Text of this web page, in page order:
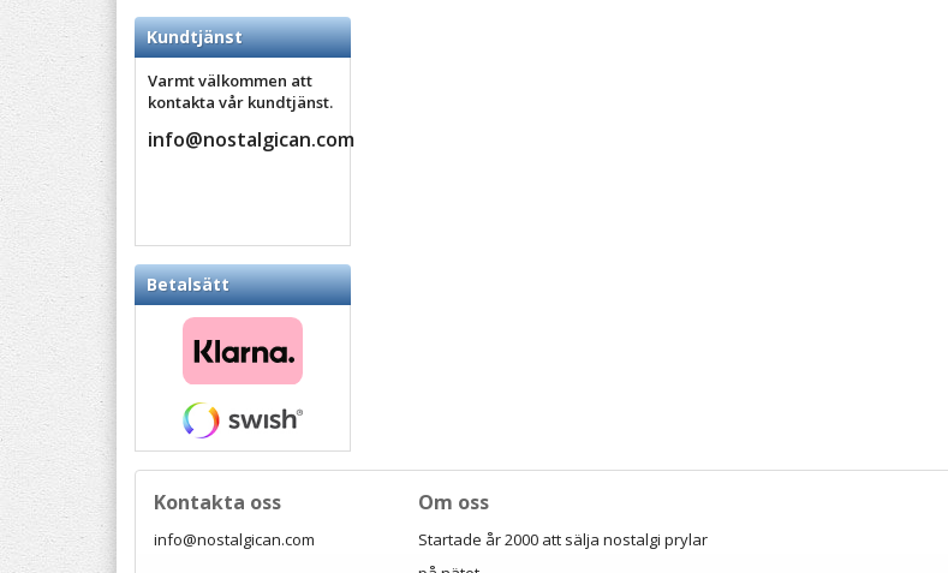
Kundtjänst
Varmt välkommen att
kontakta vår kundtjänst.
info@nostalgican.com
Betalsätt
Kontakta oss
info@nostalgican.com
Om oss
Startade år 2000 att sälja nostalgi prylar